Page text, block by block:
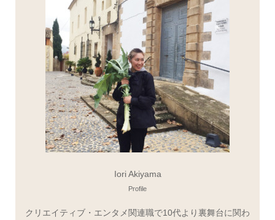
Iori Akiyama
Profile
クリエイティブ・エンタメ関連職で10代より裏舞台に関わ